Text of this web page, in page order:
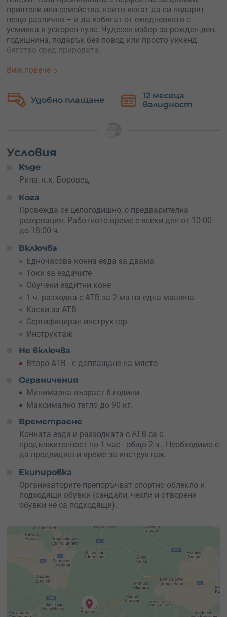
приятели или семейства, които искат да си подарят
нещо различно – и да избягат от ежедневието с
усмивка и ускорен пулс. Чудесен избор за рожден ден,
годишнина, подарък без повод или просто уикенд
бягство сред природата.
Всичко започва с
поведе по красиви маршрути сред природата на Рила.
Това не е просто разходка – това е връзка с природата,
заофроуд екшън
часово каране из гори, коловози и неравни терени. Ако
сте повече хора или просто искате да карате и двамата
е напълно безопасно, с каски и инструктаж, а
маршрутът е достатъчно предизвикателен, за да
усетиш тръпката, но и подходящ за начинаещи.
докато няма сняг. А когато зимата затрупа пътеките?
Организаторът заменя ATV-то с моторна шейна
преживяването става
Подари си ден, който комбинира най-доброто от два
свята – свободата на природата и удоволствието от
скоростта. Изненадай свой близък с вълнуващ ден в
Рила!
Виж повече
Удобно плащане
12 месеца
валидност
Условия
Къде
Рила, к.к. Боровец.
Кога
Провежда се целогодишно, с предварителна
резервация. Работното време е всеки ден от 10:00-
до 18:00 ч.
Включва
Едночасова конна езда за двама
Токи за ездачите
Обучени ездитни коне
1 ч. разходка с АТВ за 2-ма на една машина
Каски за АТВ
Сертифициран инструктор
Инструктаж
Не включва
Второ АТВ - с доплащане на място
Ограничения
Минимална възраст 6 години
Максимално тегло до 90 кг.
Времетраене
Конната езда и разходката с АТВ са с
продължителност по 1 час - общо 2 ч.. Необходимо е
да предвидиш и време за инструктаж.
Екипировка
Организаторите препоръчват спортно облекло и
подходящи обувки (сандали, чехли и отворени
обувки не са подходящи).